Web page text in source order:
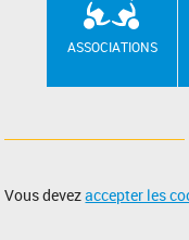
ASSOCIATIONS
Vous devezaccepter les